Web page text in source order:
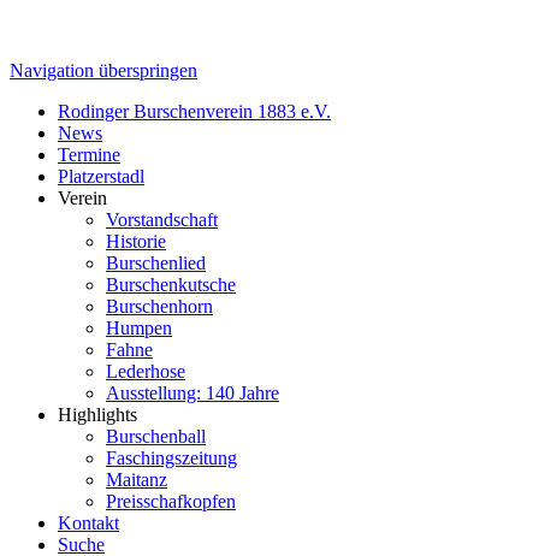
Navigation überspringen
Rodinger Burschenverein 1883 e.V.
News
Termine
Platzerstadl
Verein
Vorstandschaft
Historie
Burschenlied
Burschenkutsche
Burschenhorn
Humpen
Fahne
Lederhose
Ausstellung: 140 Jahre
Highlights
Burschenball
Faschingszeitung
Maitanz
Preisschafkopfen
Kontakt
Suche